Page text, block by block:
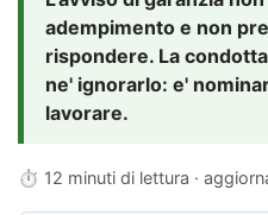
adempimento e non
rispondere. La
ne' ignorarlo: e'
lavorare.
⏱ 12 minuti di lettura ·